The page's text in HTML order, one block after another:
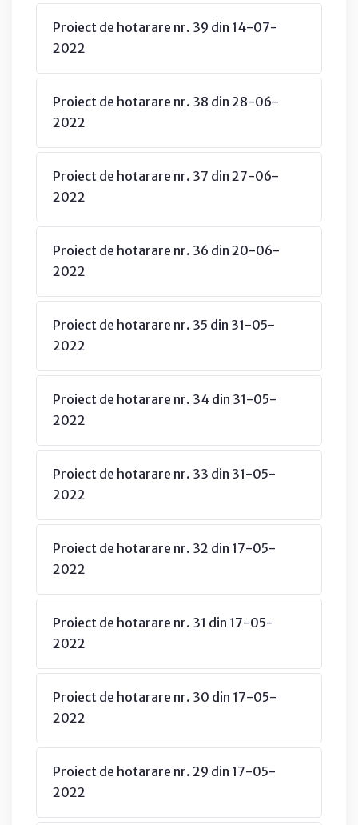
Proiect de hotarare nr. 39 din 14-07-
2022
Proiect de hotarare nr. 38 din 28-06-
2022
Proiect de hotarare nr. 37 din 27-06-
2022
Proiect de hotarare nr. 36 din 20-06-
2022
Proiect de hotarare nr. 35 din 31-05-
2022
Proiect de hotarare nr. 34 din 31-05-
2022
Proiect de hotarare nr. 33 din 31-05-
2022
Proiect de hotarare nr. 32 din 17-05-
2022
Proiect de hotarare nr. 31 din 17-05-
2022
Proiect de hotarare nr. 30 din 17-05-
2022
Proiect de hotarare nr. 29 din 17-05-
2022